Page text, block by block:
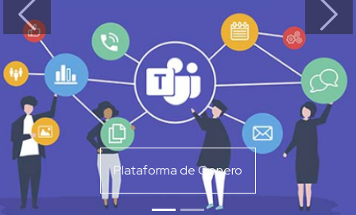
Plataforma de Genero
Previous